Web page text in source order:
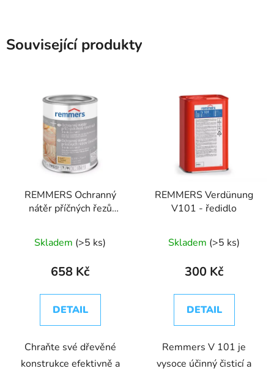
Související produkty
REMMERS Ochranný
nátěr příčných řezů
Skladem (>5 ks)
658 Kč
DETAIL
Chraňte své dřevěné
konstrukce efektivně a
REMMERS Verdünung
V101 - ředidlo
Skladem (>5 ks)
300 Kč
DETAIL
Remmers V 101 je
vysoce účinný čisticí a